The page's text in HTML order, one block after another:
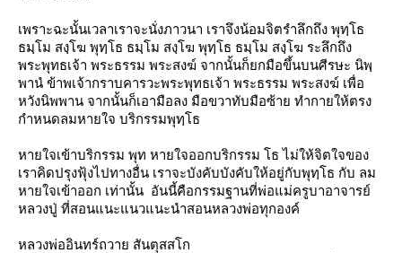
เพราะฉะนั้นเวลาเราจะนั่งภาวนา เราจึงน้อมจิตรำลึกถึง พุทฺโธ
ธมฺโม สงฺโฆ พุทฺโธ ธมฺโม สงฺโฆ พุทฺโธ ธมฺโม สงฺโฆ ระลึกถึง
พระพุทธเจ้า พระธรรม พระสงฆ์ จากนั้นก็กมือขึ้นบนศีรษะ นิพฺ
พานํ ข้าพเจ้ากราบคารวะพระพุทธเจ้า พระธรรม พระสงฆ์ เพื่อ
หวังนิพพาน จากนั้นก็เอามือลง มือขวาทับมือซ้าย ทำกายให้ตรง
กำหนดลมหายใจ บริกรรมพุทฺโธ
หายใจเข้าบริกรรม พุท หายใจออกบริกรรม ธ ไม่ให้จิตใจของ
เราคิดปรุงฟุ้งไปทางอื่น เราจะบังคับบังคับให้อยู่กับพุทฺโธ กับ ลม
หายใจเข้าออก เท่านั้น อันนี้คือกรรมฐานที่พ่อแม่ครูบาอาจารย์
หลวงปู่ ที่สอนแนะแนวแนะนำสอนหลวงพ่อทุกองค์
หลวงพ่ออินทร์ถวาย สันตุสสโก